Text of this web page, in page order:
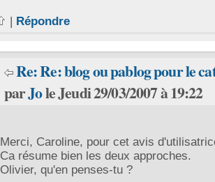
Répondre
Re: Re: blog ou pablog pour le
parJole Jeudi 29/03/2007 à 19:22
Merci, Caroline, pour cet avis
Ca résume bien les deux approches.
Olivier, qu'en penses-tu ?